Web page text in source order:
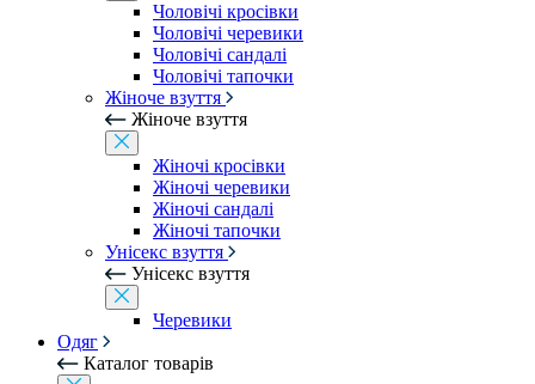
Чоловічі кросівки
Чоловічі черевики
Чоловічі сандалі
Чоловічі тапочки
Жіноче взуття
Жіноче взуття
Жіночі кросівки
Жіночі черевики
Жіночі сандалі
Жіночі тапочки
Унісекс взуття
Унісекс взуття
Черевики
Одяг
Каталог товарів